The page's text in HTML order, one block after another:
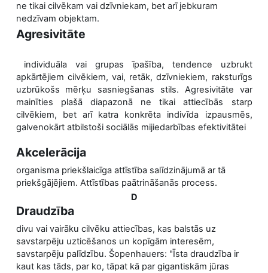
ne tikai cilvēkam vai dzīvniekam, bet arī jebkuram
nedzīvam objektam.
Agresivitāte
individuāla vai grupas īpašība, tendence uzbrukt
apkārtējiem cilvēkiem, vai, retāk, dzīvniekiem, raksturīgs
uzbrūkošs mērķu sasniegšanas stils. Agresivitāte var
mainīties plašā diapazonā ne tikai attiecībās starp
cilvēkiem, bet arī katra konkrēta indivīda izpausmēs,
galvenokārt atbilstoši sociālās mijiedarbības efektivitātei
Akcelerācija
organisma priekšlaicīga attīstība salīdzinājumā ar tā
priekšgājējiem. Attīstības paātrināšanās process.
D
Draudzība
divu vai vairāku cilvēku attiecības, kas balstās uz
savstarpēju uzticēšanos un kopīgām interesēm,
savstarpēju palīdzību. Šopenhauers: "Īsta draudzība ir
kaut kas tāds, par ko, tāpat kā par gigantiskām jūras